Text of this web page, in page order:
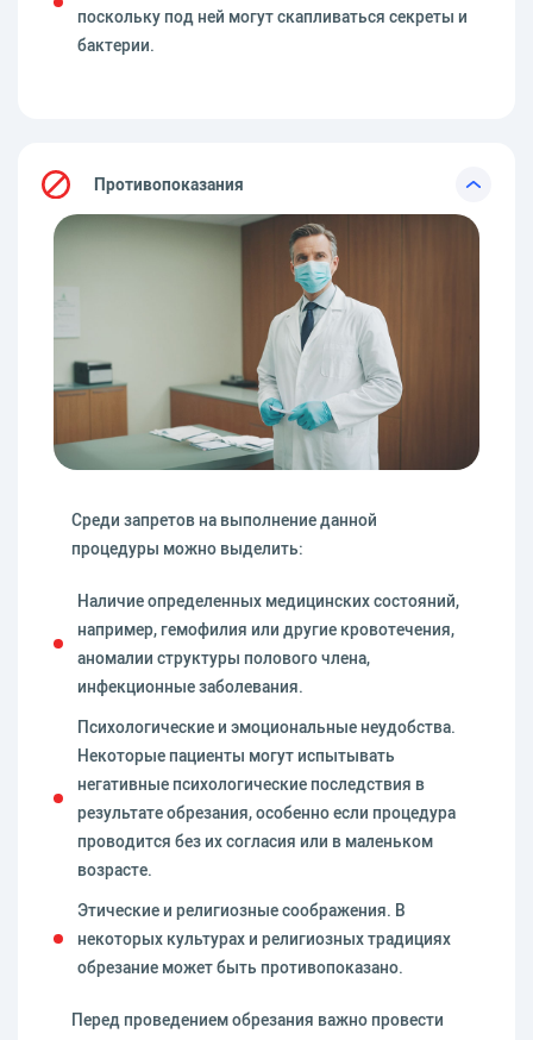
поскольку под ней могут скапливаться секреты и
бактерии.
Противопоказания
Среди запретов на выполнение данной
процедуры можно выделить:
Наличие определенных медицинских состояний,
например, гемофилия или другие кровотечения,
аномалии структуры полового члена,
инфекционные заболевания.
Психологические и эмоциональные неудобства.
Некоторые пациенты могут испытывать
негативные психологические последствия в
результате обрезания, особенно если процедура
проводится без их согласия или в маленьком
возрасте.
Этические и религиозные соображения. В
некоторых культурах и религиозных традициях
обрезание может быть противопоказано.
Перед проведением обрезания важно провести